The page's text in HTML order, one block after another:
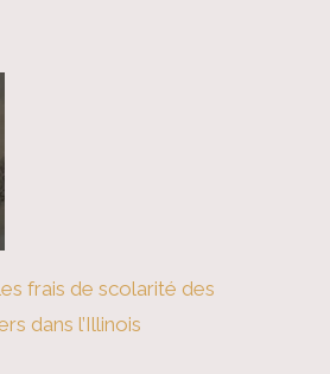
frais de scolarité des
dans l’Illinois